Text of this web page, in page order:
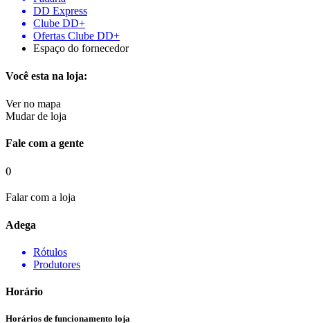
DD Express
Clube DD+
Ofertas Clube DD+
Espaço do fornecedor
Você esta na loja:
Ver no mapa
Mudar de loja
Fale com a gente
()
Falar com a loja
Adega
Rótulos
Produtores
Horário
Horários de funcionamento loja